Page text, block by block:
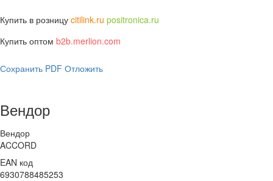
Купить в розницу citilink.ru positronica.ru
Купить оптом b2b.merlion.com
Сохранить PDF Отложить
Вендор
Вендор
ACCORD
EAN код
6930788485253